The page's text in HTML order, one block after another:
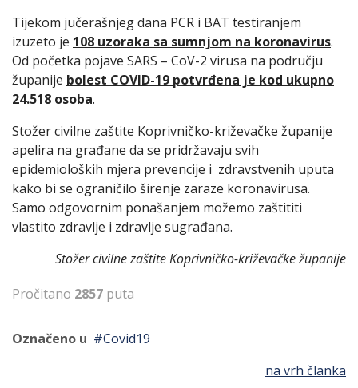
Tijekom jučerašnjeg dana PCR i BAT testiranjem
izuzeto je 108 uzoraka sa sumnjom na koronavirus.
Od početka pojave SARS – CoV-2 virusa na području
županije bolest COVID-19 potvrđena je kod ukupno
24.518 osoba.
Stožer civilne zaštite Koprivničko-križevačke županije
apelira na građane da se pridržavaju svih
epidemioloških mjera prevencije i zdravstvenih uputa
kako bi se ograničilo širenje zaraze koronavirusa.
Samo odgovornim ponašanjem možemo zaštititi
vlastito zdravlje i zdravlje sugrađana.
Stožer civilne zaštite Koprivničko-križevačke županije
Pročitano 2857 puta
Označeno u
Covid19
na vrh članka